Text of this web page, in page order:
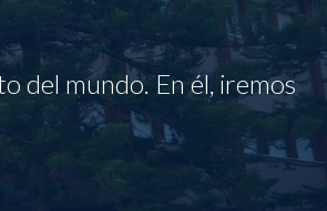
del mundo. En él, iremos